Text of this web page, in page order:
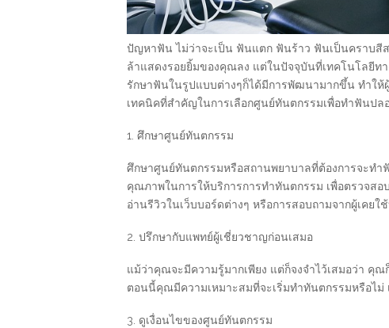
ปัญหาฟัน ไม่ว่าจะเป็น ฟันแตก ฟันร้าว ฟันเป็นคราบสี
ล้าแสดงรอยยิ้มของคุณลง แต่ในปัจจุบันที่เทคโนโลยีท
รักษาฟันในรูปแบบต่างๆก็ได้มีการพัฒนามากขึ้น ทำให้
เทคนิคที่สำคัญในการเลือกศูนย์ทันตกรรมเพื่อทำฟันปล
1. ศึกษาศูนย์ทันตกรรม
ศึกษาศูนย์ทันตกรรมหรือสถานพยาบาลที่ต้องการจะทำ
คุณภาพในการให้บริการการทำทันตกรรม เพื่อตรวจ
อ่านรีวิวในเว็บบอร์ดต่างๆ หรือการสอบถามจากผู้เคยใ
2. ปรึกษากับแพทย์ผู้เชี่ยวชาญก่อนเสมอ
แม้ว่าคุณจะมีความรู้มากเพียง แต่ก็จงจำไว้เสมอว่า คุ
ตอนนี้คุณมีความเหมาะสมที่จะเริ่มทำทันตกรรมหรือไม่
3. ดูเงื่อนไขของศูนย์ทันตกรรม